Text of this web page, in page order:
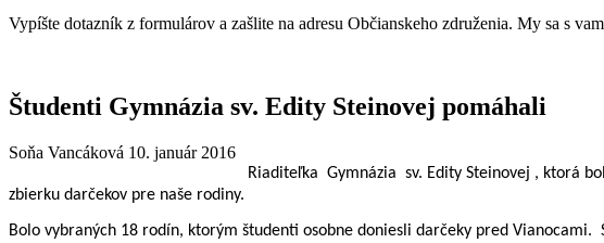
Vypíšte dotazník z formulárov a zašlite na adresu Občianskeho združenia. My sa s
Študenti Gymnázia sv. Edity Steinovej pomáhali
Soňa Vancáková 10. január 2016
Riaditeľka Gymnázia sv. Edity Steinovej , ktorá
zbierku darčekov pre naše rodiny.
Bolo vybraných 18 rodín, ktorým študenti osobne doniesli darčeky pred Vianocami.